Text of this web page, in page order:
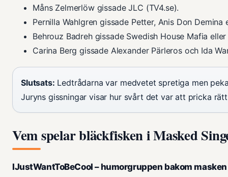
Måns Zelmerlöw gissade JLC (TV4.se).
Pernilla Wahlgren gissade Petter, Anis Don Demina
Behrouz Badreh gissade Swedish House Mafia
Carina Berg gissade Alexander Pärleros och Ida
Slutsats: Ledtrådarna var medvetet spretiga men
Juryns gissningar visar hur svårt det var att pricka
Vem spelar bläckfisken i Masked
IJustWantToBeCool – humorgruppen bakom masken